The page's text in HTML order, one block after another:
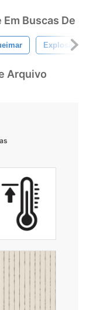
Buscas De
Explosão
Arquivo